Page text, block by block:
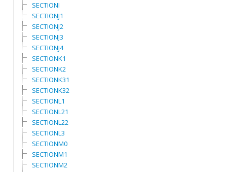
SECTIONI
SECTIONJ1
SECTIONJ2
SECTIONJ3
SECTIONJ4
SECTIONK1
SECTIONK2
SECTIONK31
SECTIONK32
SECTIONL1
SECTIONL21
SECTIONL22
SECTIONL3
SECTIONM0
SECTIONM1
SECTIONM2